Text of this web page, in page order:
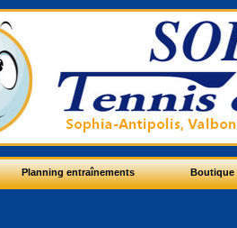
Planning entraînements Boutique